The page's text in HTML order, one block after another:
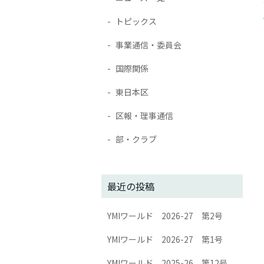
トピックス
事業通信・委員会
国際関係
東日本区
区報・理事通信
部・クラブ
最近の投稿
YMIワールド 2026-27 第2号
YMIワールド 2026-27 第1号